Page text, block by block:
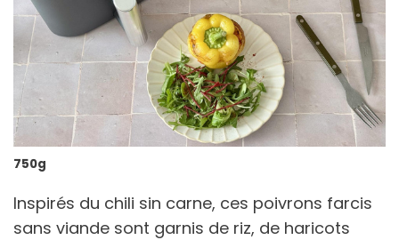
750g
Inspirés du chili sin carne, ces poivrons farcis
sans viande sont garnis de riz, de haricots